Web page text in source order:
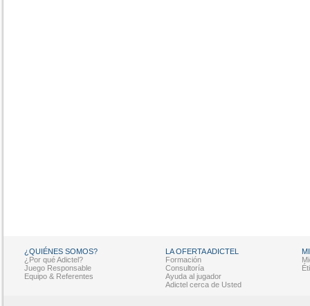
¿QUIÉNES SOMOS?
¿Por qué Adictel?
Juego Responsable
Equipo & Referentes
LA OFERTA ADICTEL
Formación
Consultoría
Ayuda al jugador
Adictel cerca de Usted